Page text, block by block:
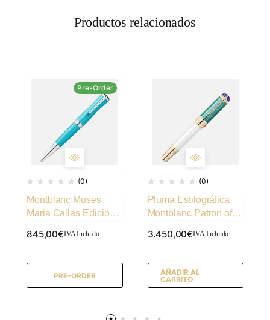
Productos relacionados
Pre-Order
(0)
Montblanc Muses
Maria Callas Edición
845,00€IVA Incluido
PRE-ORDER
(0)
Pluma Estilográfica
Montblanc Patron of
Limited Edition 4810
3.450,00€IVA Incluido
AÑADIR AL
CARRITO